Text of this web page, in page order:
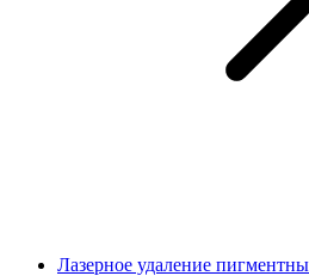
Лазерное удаление